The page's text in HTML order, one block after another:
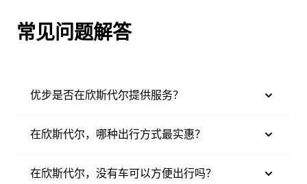
常见问题解答
优步是否在欣斯代尔提供服务？
在欣斯代尔，哪种出行方式最实惠？
在欣斯代尔，没有车可以方便出行吗？